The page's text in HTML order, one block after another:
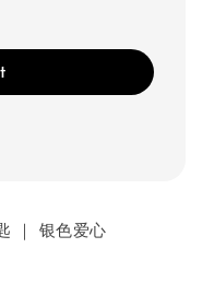
｜ 银色爱心